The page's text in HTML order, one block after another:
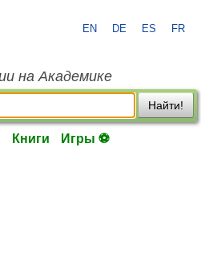
EN DE ES FR
на Академике
Найти!
Книги Игры ⚽